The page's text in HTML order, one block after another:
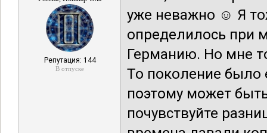
Репутация: 144
В отпуске
уже неважно ☺ Я
определилось при
Германию. Но мне
То поколение было
поэтому может
почувствуйте